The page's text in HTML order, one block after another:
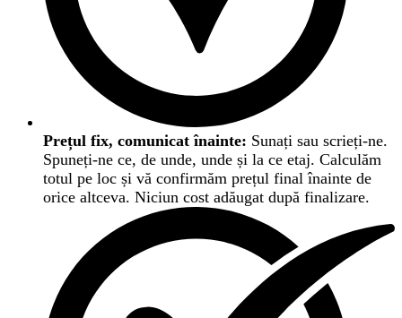
Prețul fix, comunicat înainte: Sunați sau scrieți-ne.
Spuneți-ne ce, de unde, unde și la ce etaj. Calculăm
totul pe loc și vă confirmăm prețul final înainte de
orice altceva. Niciun cost adăugat după finalizare.